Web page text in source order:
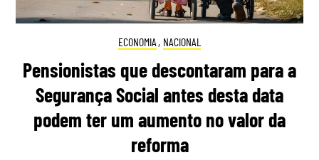
ECONOMIA , NACIONAL
Pensionistas que descontaram para a
Segurança Social antes desta data
podem ter um aumento no valor da
reforma